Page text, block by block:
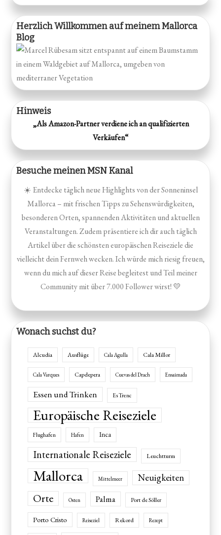
Herzlich Willkommen auf meinem Mallorca
Blog
Hinweis
„Als Amazon-Partner verdiene ich an qualifizierten
Verkäufen“
Besuche meinen MSN Kanal
☀️ Entdecke täglich neue Highlights von der Sonneninsel
Mallorca – mit frischen Tipps zu Sehenswürdigkeiten,
besonderen Orten, spannenden Aktivitäten und aktuellen
Veranstaltungen. Zudem präsentiere ich dir auch täglich
Artikel über die schönsten europäischen Reiseziele die
vielleicht dein Fernweh wecken. Ich würde mich riesig freuen,
wenn du mich auf dieser Reise begleitest und Teil meiner
Community mit über 7.000 Follower wirst! 💛
Wonach suchst du?
Alcudia Ausflüge Cala Agulla Cala Millor
Cala Varques Capdepera Cuevas del Drach Ensaimada
Essen und Trinken Es Trenc
Europäische Reiseziele
Flughafen Hafen Inca
Internationale Reiseziele Leuchtturm
Mallorca Mittelmeer Neuigkeiten
Orte Osten Palma Port de Sóller
Porto Cristo Reiseziel Rekord Rezept